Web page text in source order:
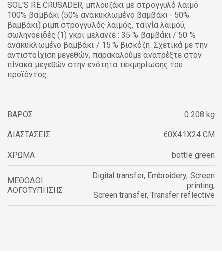
SOL'S RE CRUSADER, μπλουζάκι με στρογγυλό λαιμό
100% βαμβάκι (50% ανακυκλωμένο βαμβάκι - 50%
βαμβάκι) ριμπ στρογγυλός λαιμός, ταινία λαιμού,
σωληνοειδές (1) γκρι μελανζέ : 35 % βαμβάκι / 50 %
ανακυκλωμένο βαμβάκι / 15 % βισκόζη. Σχετικά με την
αντιστοίχιση μεγεθών, παρακαλούμε ανατρέξτε στον
πίνακα μεγεθών στην ενότητα τεκμηρίωσης του
προϊόντος.
ΒΑΡΟΣ 0.208 kg
ΔΙΑΣΤΑΣΕΙΣ 60X41X24 CM
ΧΡΩΜΑ bottle green
ΜΕΘΟΔΟΙ
ΛΟΓΟΤΥΠΗΣΗΣ
Digital transfer, Embroidery, Screen
printing,
Screen transfer, Transfer reflective